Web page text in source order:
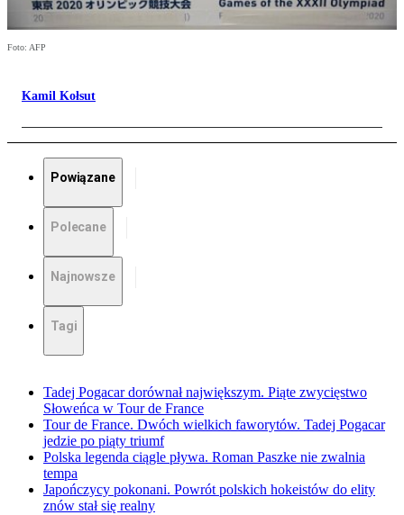
Foto: AFP
Kamil Kołsut
Powiązane
Polecane
Najnowsze
Tagi
Tadej Pogacar dorównał największym. Piąte zwycięstwo
Słoweńca w Tour de France
Tour de France. Dwóch wielkich faworytów. Tadej Pogacar
jedzie po piąty triumf
Polska legenda ciągle pływa. Roman Paszke nie zwalnia
tempa
Japończycy pokonani. Powrót polskich hokeistów do elity
znów stał się realny